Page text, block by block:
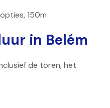
150m
in Belém
de toren, het